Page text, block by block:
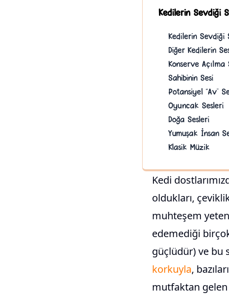
Kedilerin Sevdiği
Kedilerin Sevdiği
Diğer Kedilerin
Konserve Açılma
Sahibinin Sesi
Potansiyel “Av”
Oyuncak Sesleri
Doğa Sesleri
Yumuşak İnsan
Klasik Müzik
Kedi
oldukları,
muhteşem
edemediği
güçlüdür) ve bu
korkuyla,
mutfaktan gelen